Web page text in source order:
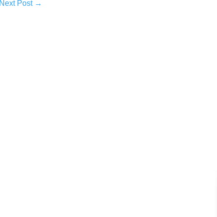
Post→